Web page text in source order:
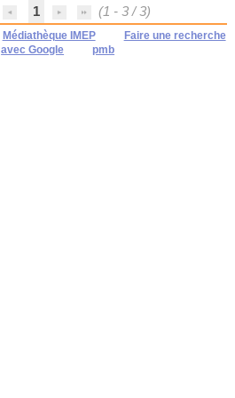
1 (1 - 3 / 3)
Médiathèque IMEP
Faire une recherche
avec Google
pmb